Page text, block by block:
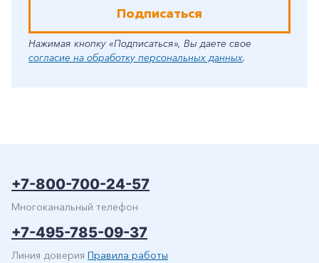
Подписаться
Нажимая кнопку «Подписаться», Вы даете свое
согласие на обработку персональных данных.
+7-800-700-24-57
Многоканальный телефон
+7-495-785-09-37
Линия доверия Правила работы